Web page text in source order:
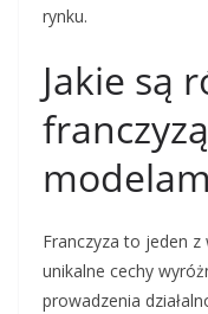
rynku.
Jakie są
Franczyza to jeden
unikalne cechy
prowadzenia